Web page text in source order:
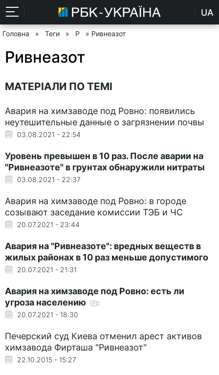
UA
Головна » Теги » Р » Ривнеазот
Ривнеазот
МАТЕРІАЛИ ПО ТЕМІ
Авария на химзаводе под Ровно: появились
неутешительные данные о загрязнении почвы
03.08.2021 - 22:54
Уровень превышен в 10 раз. После аварии на
"Ривнеазоте" в грунтах обнаружили нитраты
03.08.2021 - 22:37
Авария на химзаводе под Ровно: в городе
созывают заседание комиссии ТЭБ и ЧС
20.07.2021 - 23:44
Авария на "Ривнеазоте": вредных веществ в
жилых районах в 10 раз меньше допустимого
20.07.2021 - 21:31
Авария на химзаводе под Ровно: есть ли
угроза населению
20.07.2021 - 18:30
Печерский суд Киева отменил арест активов
химзавода Фирташа "Ривнеазот"
22.10.2015 - 15:27